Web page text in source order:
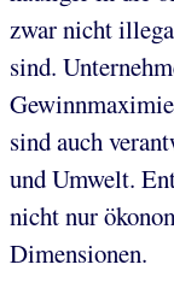
zwar nicht
sind.
sind auch
und Umwelt.
nicht nur
Dimensionen.